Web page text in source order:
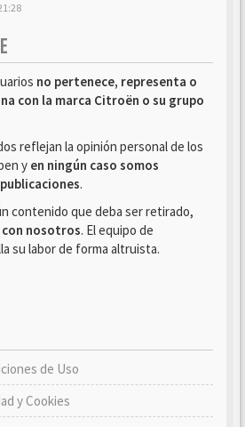
no pertenece, representa o
con la marca Citroën o su grupo
reflejan la opinión personal de los
y en ningún caso somos
.
contenido que deba ser retirado,
nosotros. El equipo de
su labor de forma altruista.
de Uso
y Cookies